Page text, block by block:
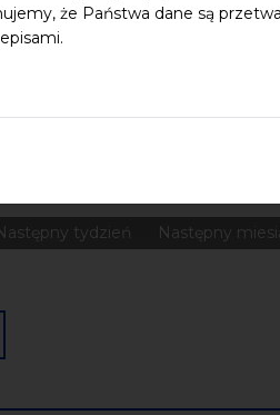
że Państwa dane są
Pomerania Pomorze
tydzień Następny